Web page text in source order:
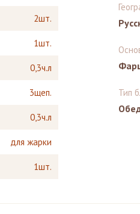
2шт.
1шт.
0,3ч.л
3щеп.
0,3ч.л
для жарки
1шт.
Тип